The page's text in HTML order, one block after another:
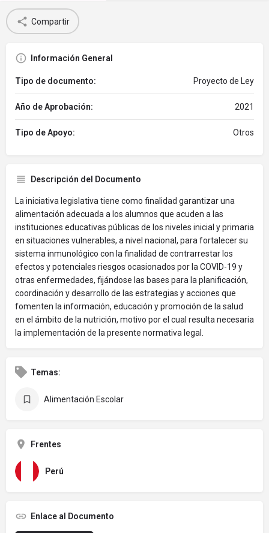
Compartir
Información General
Tipo de documento: Proyecto de Ley
Año de Aprobación: 2021
Tipo de Apoyo: Otros
Descripción del Documento
La iniciativa legislativa tiene como finalidad garantizar una
alimentación adecuada a los alumnos que acuden a las
instituciones educativas públicas de los niveles inicial y primaria
en situaciones vulnerables, a nivel nacional, para fortalecer su
sistema inmunológico con la finalidad de contrarrestar los
efectos y potenciales riesgos ocasionados por la COVID-19 y
otras enfermedades, fijándose las bases para la planificación,
coordinación y desarrollo de las estrategias y acciones que
fomenten la información, educación y promoción de la salud
en el ámbito de la nutrición, motivo por el cual resulta necesaria
la implementación de la presente normativa legal.
Temas:
Alimentación Escolar
Frentes
Perú
Enlace al Documento